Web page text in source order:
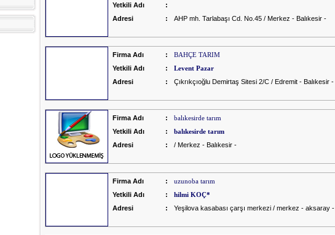
Yetkili Adı
:
Adresi
: AHP mh. Tarlabaşı Cd. No.45 / Merkez - Balıkesir -
Firma Adı :
BAHÇE TARIM
Yetkili Adı
:
Levent Pazar
Adresi
: Çıkrıkçıoğlu Demirtaş Sitesi 2/C / Edremit - Balıkesir -
Firma Adı :
balıkesirde tarım
Yetkili Adı
:
balıkesirde tarım
Adresi
: / Merkez - Balıkesir -
Firma Adı :
uzunoba tarım
Yetkili Adı
:
hilmi KOÇ*
Adresi
: Yeşilova kasabası çarşı merkezi / merkez - aksaray -